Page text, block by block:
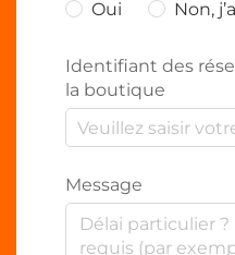
Oui Non,
Identifiant des
la boutique
Message